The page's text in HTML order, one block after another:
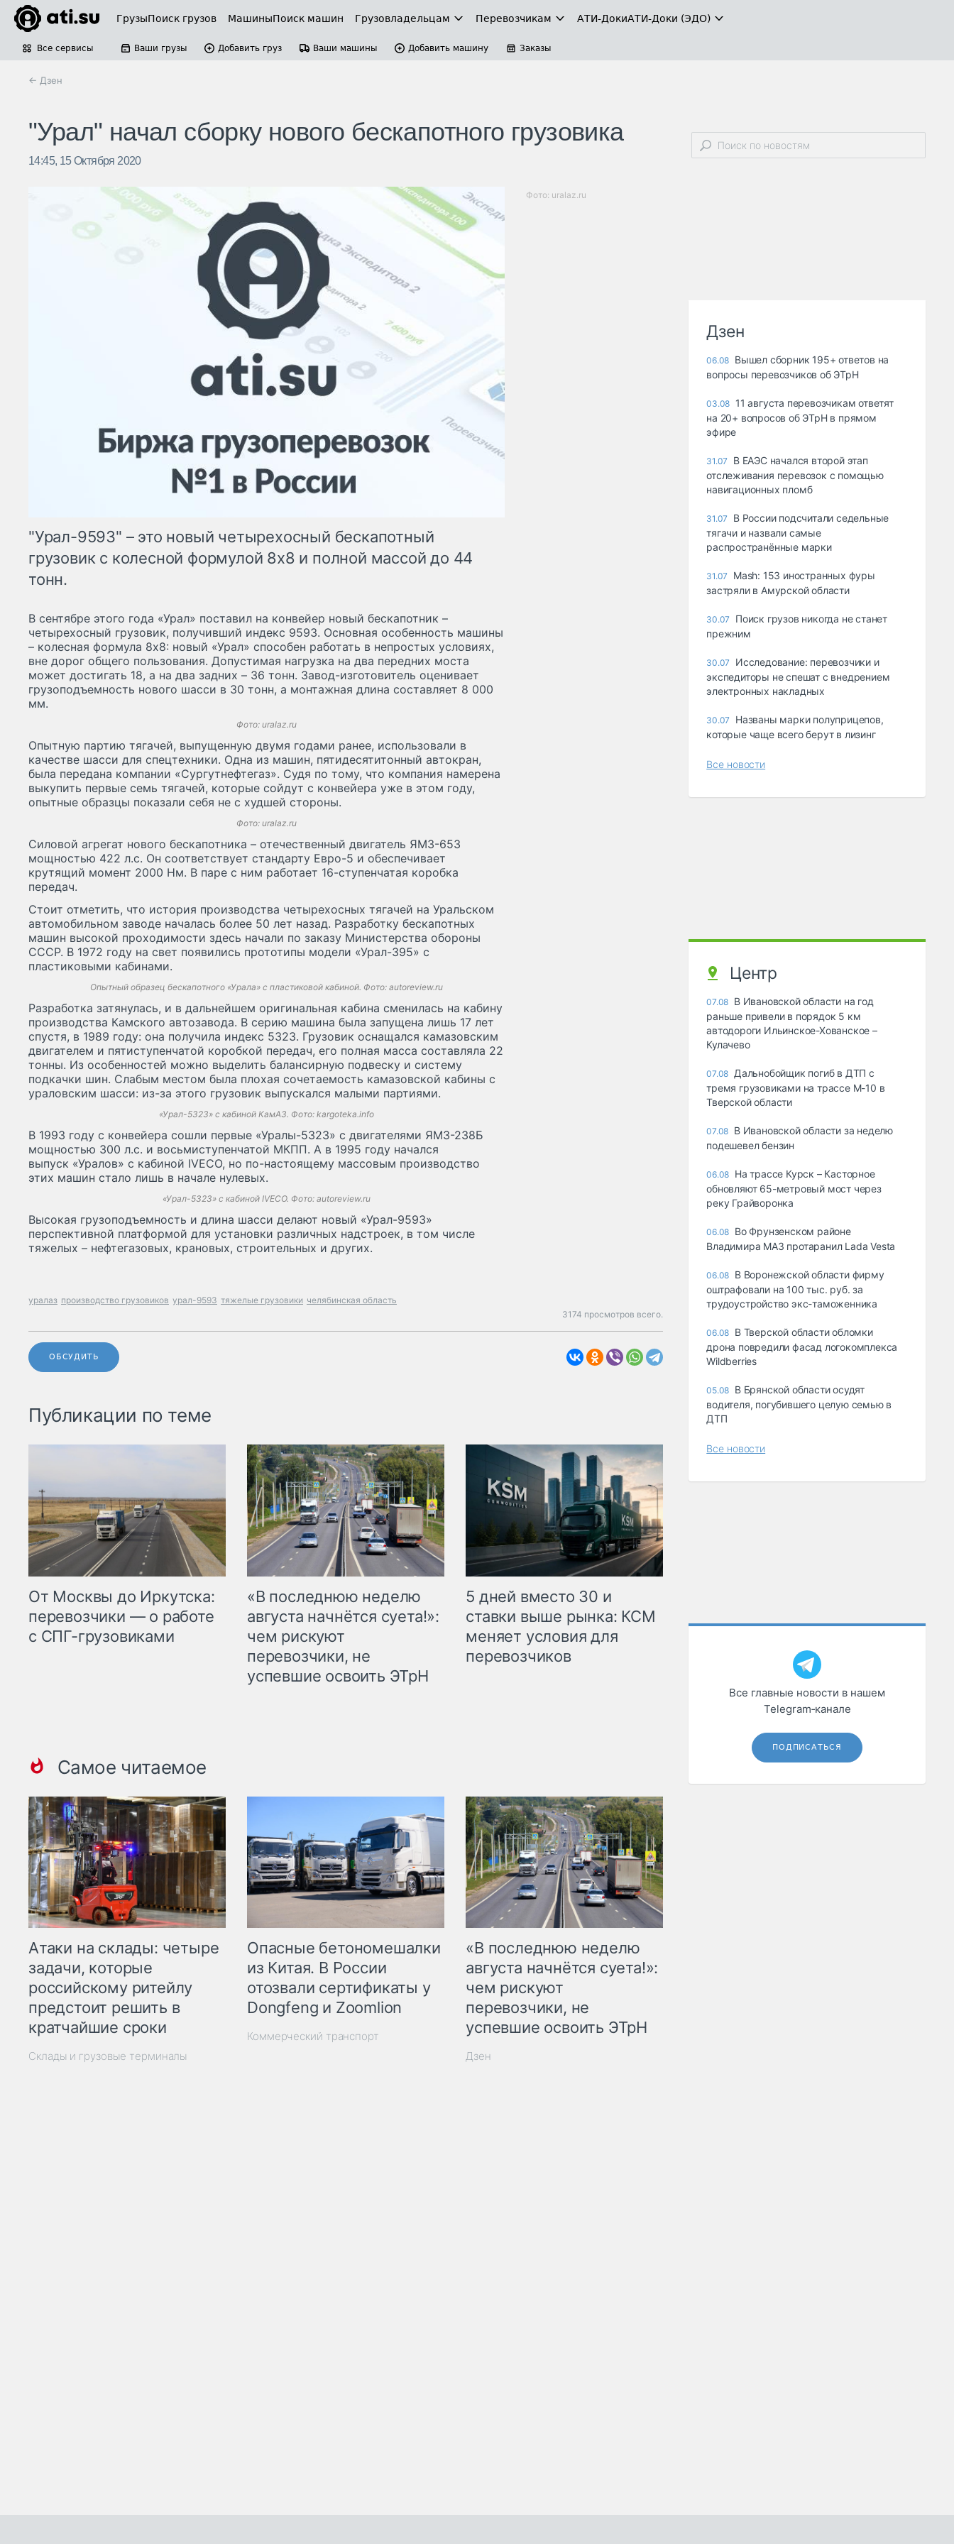
ГрузыПоиск грузов МашиныПоиск машин Грузовладельцам Перевозчикам АТИ-ДокиАТИ-Доки (ЭДО)
Все сервисы Ваши грузы Добавить груз Ваши машины Добавить машину Заказы
← Дзен
"Урал" начал сборку нового бескапотного грузовика
14:45, 15 Октября 2020
Фото: uralaz.ru
"Урал-9593" – это новый четырехосный бескапотный
грузовик с колесной формулой 8х8 и полной массой до 44
тонн.
В сентябре этого года «Урал» поставил на конвейер новый бескапотник –
четырехосный грузовик, получивший индекс 9593. Основная особенность машины
– колесная формула 8х8: новый «Урал» способен работать в непростых условиях,
вне дорог общего пользования. Допустимая нагрузка на два передних моста
может достигать 18, а на два задних – 36 тонн. Завод-изготовитель оценивает
грузоподъемность нового шасси в 30 тонн, а монтажная длина составляет 8 000
мм.
Фото: uralaz.ru
Опытную партию тягачей, выпущенную двумя годами ранее, использовали в
качестве шасси для спецтехники. Одна из машин, пятидесятитонный автокран,
была передана компании «Сургутнефтегаз». Судя по тому, что компания намерена
выкупить первые семь тягачей, которые сойдут с конвейера уже в этом году,
опытные образцы показали себя не с худшей стороны.
Фото: uralaz.ru
Силовой агрегат нового бескапотника – отечественный двигатель ЯМЗ-653
мощностью 422 л.с. Он соответствует стандарту Евро-5 и обеспечивает
крутящий момент 2000 Нм. В паре с ним работает 16-ступенчатая коробка
передач.
Стоит отметить, что история производства четырехосных тягачей на Уральском
автомобильном заводе началась более 50 лет назад. Разработку бескапотных
машин высокой проходимости здесь начали по заказу Министерства обороны
СССР. В 1972 году на свет появились прототипы модели «Урал-395» с
пластиковыми кабинами.
Опытный образец бескапотного «Урала» с пластиковой кабиной. Фото: autoreview.ru
Разработка затянулась, и в дальнейшем оригинальная кабина сменилась на кабину
производства Камского автозавода. В серию машина была запущена лишь 17 лет
спустя, в 1989 году: она получила индекс 5323. Грузовик оснащался камазовским
двигателем и пятиступенчатой коробкой передач, его полная масса составляла 22
тонны. Из особенностей можно выделить балансирную подвеску и систему
подкачки шин. Слабым местом была плохая сочетаемость камазовской кабины с
ураловским шасси: из-за этого грузовик выпускался малыми партиями.
«Урал-5323» с кабиной КамАЗ. Фото: kargoteka.info
В 1993 году с конвейера сошли первые «Уралы-5323» с двигателями ЯМЗ-238Б
мощностью 300 л.с. и восьмиступенчатой МКПП. А в 1995 году начался
выпуск «Уралов» с кабиной IVECO, но по-настоящему массовым производство
этих машин стало лишь в начале нулевых.
«Урал-5323» с кабиной IVECO. Фото: autoreview.ru
Высокая грузоподъемность и длина шасси делают новый «Урал-9593»
перспективной платформой для установки различных надстроек, в том числе
тяжелых – нефтегазовых, крановых, строительных и других.
уралаз производство грузовиков урал-9593 тяжелые грузовики челябинская область
3174 просмотров всего.
ОБСУДИТЬ
Публикации по теме
От Москвы до Иркутска:
перевозчики — о работе
с СПГ-грузовиками
«В последнюю неделю
августа начнётся суета!»:
чем рискуют
перевозчики, не
успевшие освоить ЭТрН
5 дней вместо 30 и
ставки выше рынка: КСМ
меняет условия для
перевозчиков
Самое читаемое
Атаки на склады: четыре
задачи, которые
российскому ритейлу
предстоит решить в
кратчайшие сроки
Склады и грузовые терминалы
Опасные бетономешалки
из Китая. В России
отозвали сертификаты у
Dongfeng и Zoomlion
Коммерческий транспорт
«В последнюю неделю
августа начнётся суета!»:
чем рискуют
перевозчики, не
успевшие освоить ЭТрН
Дзен
Дзен
06.08 Вышел сборник 195+ ответов на
вопросы перевозчиков об ЭТрН
03.08 11 августа перевозчикам ответят
на 20+ вопросов об ЭТрН в прямом
эфире
31.07
В ЕАЭС начался второй этап
отслеживания перевозок с помощью
навигационных пломб
31.07
В России подсчитали седельные
тягачи и назвали самые
распространённые марки
31.07
Mash: 153 иностранных фуры
застряли в Амурской области
30.07
Поиск грузов никогда не станет
прежним
30.07
Исследование: перевозчики и
экспедиторы не спешат с внедрением
электронных накладных
30.07
Названы марки полуприцепов,
которые чаще всего берут в лизинг
Все новости
Центр
07.08 В Ивановской области на год
раньше привели в порядок 5 км
автодороги Ильинское-Хованское –
Кулачево
07.08 Дальнобойщик погиб в ДТП с
тремя грузовиками на трассе М-10 в
Тверской области
07.08 В Ивановской области за неделю
подешевел бензин
06.08 На трассе Курск – Касторное
обновляют 65-метровый мост через
реку Грайворонка
06.08 Во Фрунзенском районе
Владимира МАЗ протаранил Lada Vesta
06.08 В Воронежской области фирму
оштрафовали на 100 тыс. руб. за
трудоустройство экс-таможенника
06.08 В Тверской области обломки
дрона повредили фасад логокомплекса
Wildberries
05.08 В Брянской области осудят
водителя, погубившего целую семью в
ДТП
Все новости
Все главные новости в нашем
Telegram‑канале
ПОДПИСАТЬСЯ